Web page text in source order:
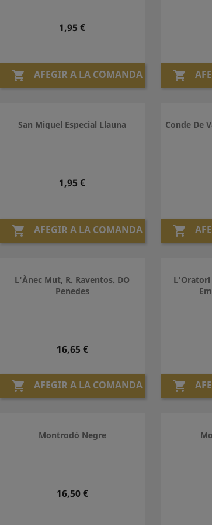
Preu
1,95 €
 AFEGIR A LA COMANDA 
San Miquel Especial Llauna
Preu
1,95 €
 AFEGIR A LA COMANDA
Conde De

L'Ànec Mut, R. Raventos. DO
Penedes
Preu
16,65 €
 AFEGIR A LA COMANDA
L'Oratori

Montrodò Negre
Preu
16,50 €